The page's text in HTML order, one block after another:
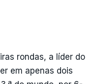
rondas, a líder do
em apenas dois